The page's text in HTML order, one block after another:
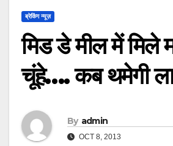
ब्रेकिंग न्यूज़
मिड डे मील में मिले
चूंहे…. कब थमेगी
By admin
OCT 8, 2013